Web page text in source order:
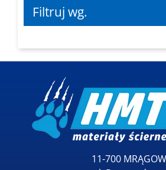
Filtruj wg.
11-700